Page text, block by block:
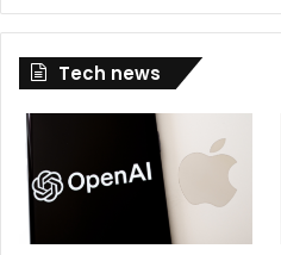
Tech news